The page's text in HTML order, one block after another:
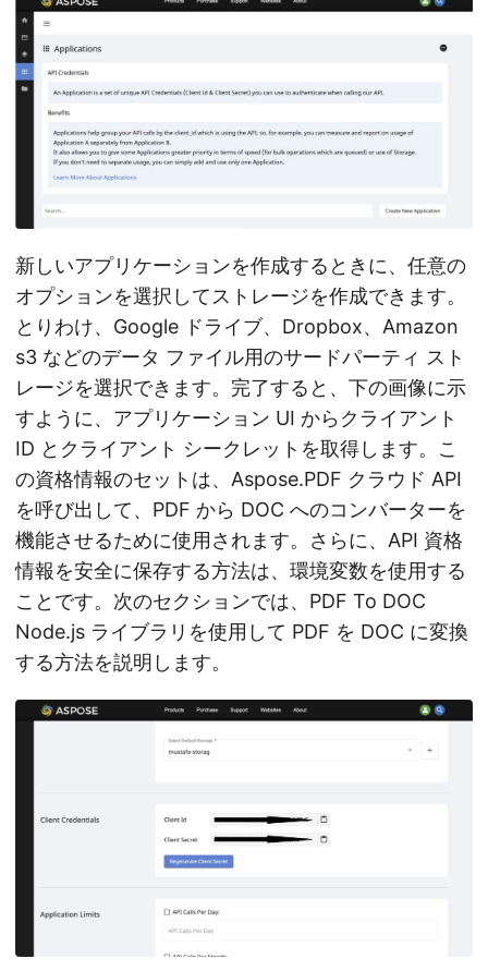
新しいアプリケーションを作成するときに、任意の
オプションを選択してストレージを作成できます。
とりわけ、Google ドライブ、Dropbox、Amazon
s3 などのデータ ファイル用のサードパーティ スト
レージを選択できます。完了すると、下の画像に示
すように、アプリケーション UI からクライアント
ID とクライアント シークレットを取得します。こ
の資格情報のセットは、Aspose.PDF クラウド API
を呼び出して、PDF から DOC へのコンバーターを
機能させるために使用されます。さらに、API 資格
情報を安全に保存する方法は、環境変数を使用する
ことです。次のセクションでは、PDF To DOC
Node.js ライブラリを使用して PDF を DOC に変換
する方法を説明します。